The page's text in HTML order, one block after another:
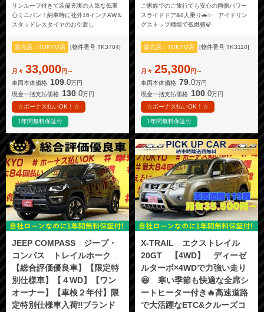
サンルーフ付きで装備充実の人気な低重
心ミニバン！納車時に社外16インチAW＆
スタッドレスタイヤのお引渡し
販売店：TOKYO店 [物件番号 TK3704]
月々 33,000円～
車両本体価格 109.0万円
現金一括支払価格 130 .0万円
☆ボーナス払いOK！☆
1年間無料保証付
ご家族でのご旅行でも安心の両側パワー
スライドドア&8人乗り🚗✨ アイドリン
グストップ機能で低燃費🍃
販売店：TOKYO店 [物件番号 TK3110]
月々 25,300円～
車両本体価格 79.0万円
現金一括支払価格 100 .0万円
☆ボーナス払いOK！☆
1年間無料保証付
JEEP COMPASS ジープ・
コンパス トレイルホーク
【総合評価優良車】【限定特
別仕様車】【４WD】【ワン
オーナー】【車検２年付】限
定特別仕様車入荷‼️ブランド
X-TRAIL エクストレイル
20GT 【4WD】 ディーゼ
ルターボ×4WDで力強い走り
😆 寒い季節も快適な全席シ
ートヒーター付き🔥高速道路
で大活躍なETC&クルーズコ